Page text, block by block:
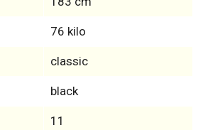
76 kilo
classic
black
11